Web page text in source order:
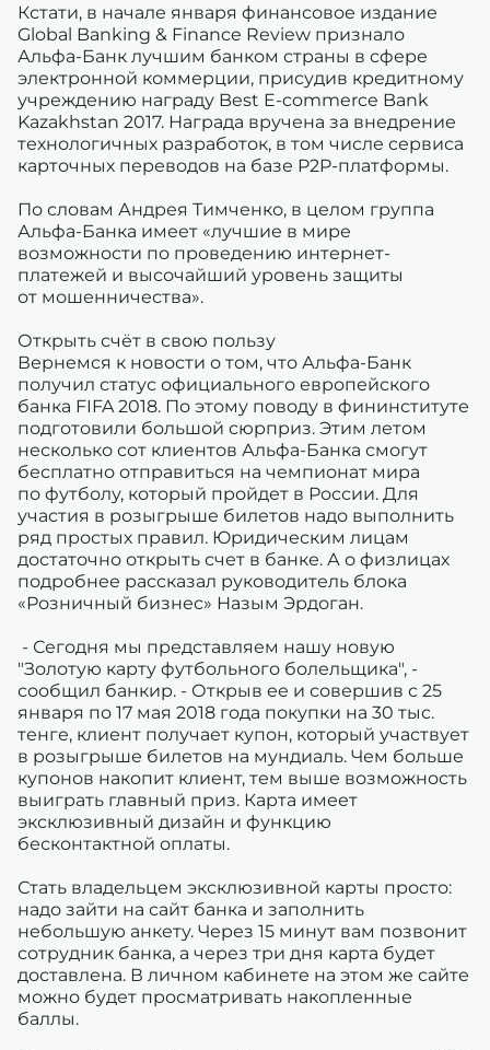
Кстати, в начале января финансовое издание
Global Banking & Finance Review признало
Альфа-Банк лучшим банком страны в сфере
электронной коммерции, присудив кредитному
учреждению награду Best E-commerce Bank
Kazakhstan 2017. Награда вручена за внедрение
технологичных разработок, в том числе сервиса
карточных переводов на базе P2P-платформы.
По словам Андрея Тимченко, в целом группа
Альфа-Банка имеет «лучшие в мире
возможности по проведению интернет-
платежей и высочайший уровень защиты
от мошенничества».
Открыть счёт в свою пользу
Вернемся к новости о том, что Альфа-Банк
получил статус официального европейского
банка FIFA 2018. По этому поводу в фининституте
подготовили большой сюрприз. Этим летом
несколько сот клиентов Альфа-Банка смогут
бесплатно отправиться на чемпионат мира
по футболу, который пройдет в России. Для
участия в розыгрыше билетов надо выполнить
ряд простых правил. Юридическим лицам
достаточно открыть счет в банке. А о физлицах
подробнее рассказал руководитель блока
«Розничный бизнес» Назым Эрдоган.
- Сегодня мы представляем нашу новую
"Золотую карту футбольного болельщика", -
сообщил банкир. - Открыв ее и совершив с 25
января по 17 мая 2018 года покупки на 30 тыс.
тенге, клиент получает купон, который участвует
в розыгрыше билетов на мундиаль. Чем больше
купонов накопит клиент, тем выше возможность
выиграть главный приз. Карта имеет
эксклюзивный дизайн и функцию
бесконтактной оплаты.
Стать владельцем эксклюзивной карты просто:
надо зайти на сайт банка и заполнить
небольшую анкету. Через 15 минут вам позвонит
сотрудник банка, а через три дня карта будет
доставлена. В личном кабинете на этом же сайте
можно будет просматривать накопленные
баллы.